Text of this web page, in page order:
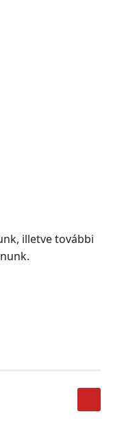
illetve további